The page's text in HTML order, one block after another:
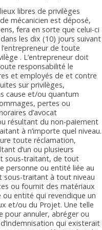
libres de privilèges
mécanicien est déposé,
fera en sorte que celui-ci
les dix (10) jours suivant
de toute
. L’entrepreneur doit
responsabilité le
et employés de et contre
sur privilèges,
cause et/ou quantum
pertes ou
d’avocat
résultant du non-paiement
à n’importe quel niveau.
toute réclamation,
d’un ou plusieurs
sous-traitant, de tout
personne ou entité liée au
sous-traitant à tout niveau
ou fournit des matériaux
entité qui revendique un
et/ou du Projet. Une telle
annuler, abréger ou
qui existerait